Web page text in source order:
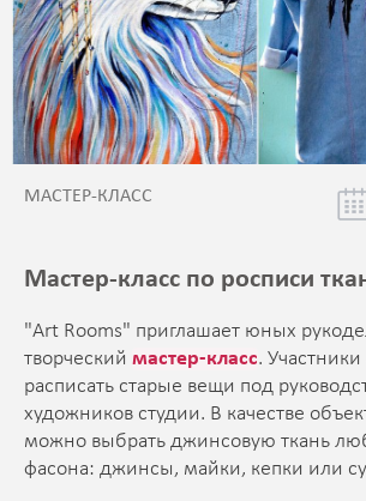
МАСТЕР-КЛАСС
Мастер-класс по росписи
"Art Rooms" приглашает юных
творческий мастер-класс. Участники
расписать старые вещи под
художников студии. В качестве
можно выбрать джинсовую ткань
фасона: джинсы, майки, кепки или